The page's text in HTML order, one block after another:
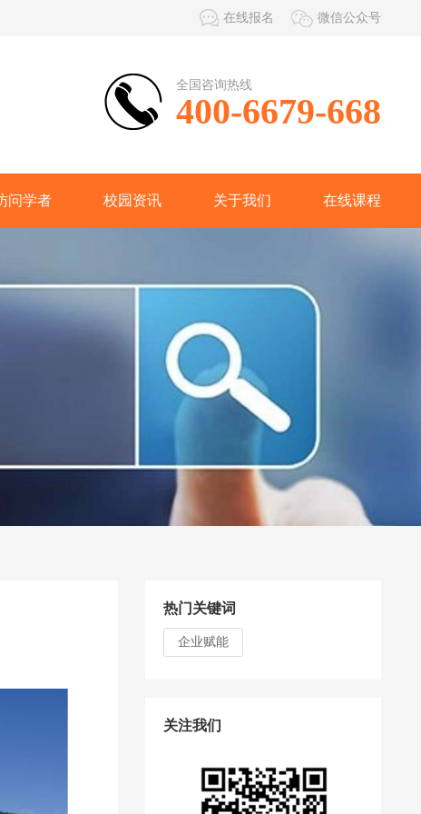
在线报名 微信公众号
全国咨询热线
400-6679-668
问学者 校园资讯 关于我们 在线课程
热门关键词
企业赋能
关注我们